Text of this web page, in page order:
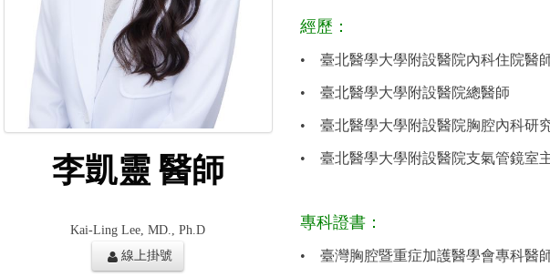
李凱靈 醫師
Kai-Ling Lee, MD., Ph.D
線上掛號
經歷：
• 臺北醫學大學附設醫院內科住院醫
• 臺北醫學大學附設醫院總醫師
• 臺北醫學大學附設醫院胸腔內科研
• 臺北醫學大學附設醫院支氣管鏡室
專科證書：
• 臺灣胸腔暨重症加護醫學會專科醫